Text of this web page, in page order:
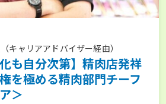
キャリアアドバイザー経由）
も自分次第】精肉店発祥
を極める精肉部門チーフ
＞